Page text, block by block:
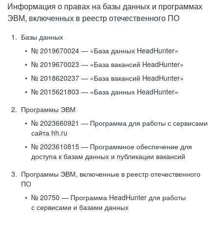
Информация о правах на базы данных и программах
ЭВМ, включенных в реестр отечественного ПО
Базы данных
№ 2019670024 — «База данных HeadHunter»
№ 2019670023 — «База вакансий HeadHunter»
№ 2018620237 — «База вакансий HeadHunter»
№ 2015621803 — «База данных HeadHunter»
Программы ЭВМ
№ 2023660921 — Программа для работы с сервисами
сайта hh.ru
№ 2023610815 — Программное обеспечение для
доступа к базам данных и публикации вакансий
Программы ЭВМ, включенные в реестр отечественного
ПО
№ 20750 — Программа HeadHunter для работы
с сервисами и базами данных